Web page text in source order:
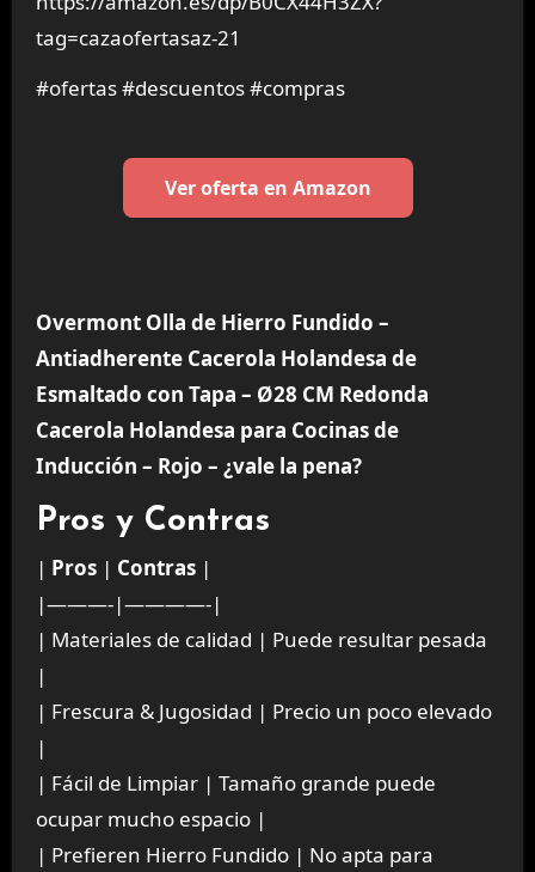
tag=cazaofertasaz-21
#ofertas #descuentos #compras
Ver oferta en Amazon
Overmont Olla de Hierro Fundido –
Antiadherente Cacerola Holandesa de
Esmaltado con Tapa – Ø28 CM Redonda
Cacerola Holandesa para Cocinas de
Inducción – Rojo – ¿vale la pena?
Pros y Contras
| Pros| Contras|
|———-|————-|
| Materiales de calidad | Puede resultar pesada
|
| Frescura & Jugosidad | Precio un poco elevado
|
| Fácil de Limpiar | Tamaño grande puede
ocupar mucho espacio |
| Prefieren Hierro Fundido | No apta para